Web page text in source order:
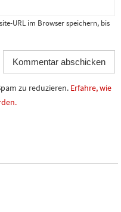
URL im Browser speichern, bis
zu reduzieren. Erfahre, wie